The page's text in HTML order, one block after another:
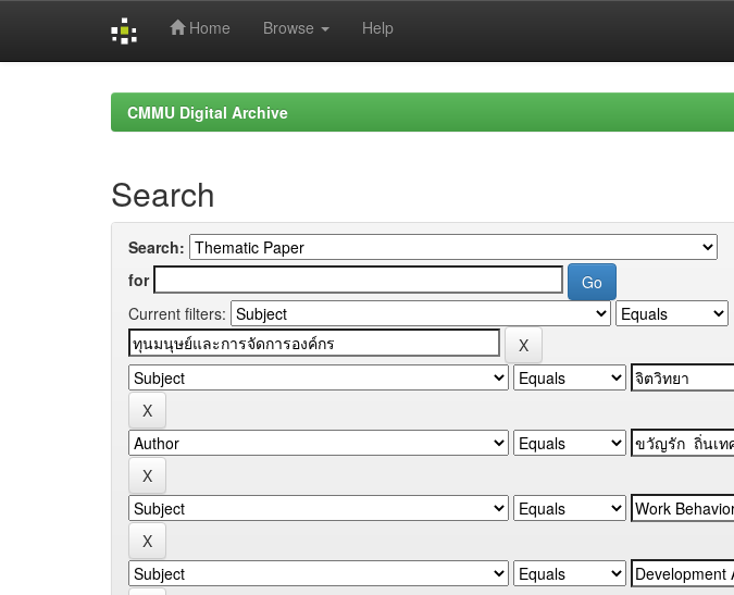
Home Browse Help
CMMU Digital Archive
Search
Search:
for
Current filters: